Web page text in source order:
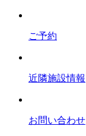
ご予約
近隣施設情報
お問い合わせ